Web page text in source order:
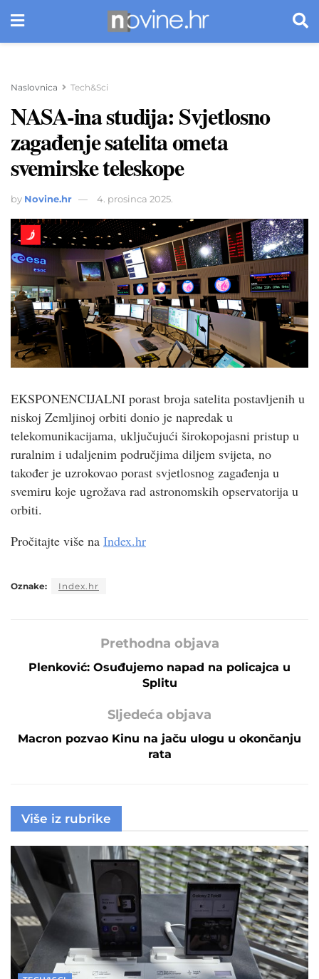
Naslovnica Tech&Sci
NASA-ina studija: Svjetlosno
zagađenje satelita ometa
svemirske teleskope
by Novine.hr 4. prosinca 2025.
EKSPONENCIJALNI porast broja satelita postavljenih u
niskoj Zemljinoj orbiti donio je napredak u
telekomunikacijama, uključujući širokopojasni pristup u
ruralnim i udaljenim područjima diljem svijeta, no
također je uzrokovao porast svjetlosnog zagađenja u
svemiru koje ugrožava rad astronomskih opservatorija u
orbiti.
Pročitajte više na Index.hr
Oznake: Index.hr
Prethodna objava
Plenković: Osuđujemo napad na policajca u
Splitu
Sljedeća objava
Macron pozvao Kinu na jaču ulogu u okončanju
rata
Više iz rubrike